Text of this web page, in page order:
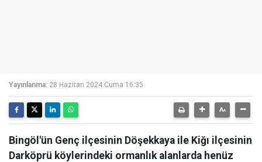
Yayınlanma: 28 Haziran 2024 Cuma 16:35
Bingöl'ün Genç ilçesinin Döşekkaya ile Kiğı ilçesinin
Darköprü köylerindeki ormanlık alanlarda henüz